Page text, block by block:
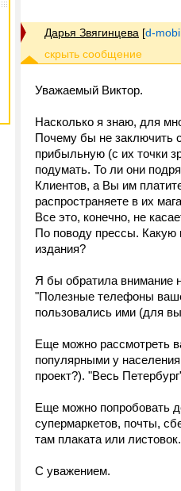
Дарья Звягинцева [d-
Уважаемый Виктор.
Насколько я знаю, для
Почему бы не заключить
прибыльную (с их точки
подумать. То ли они
Клиентов, а Вы им
распространяете в их
Все это, конечно, не
По поводу прессы. Какую
издания?
Я бы обратила внимание
"Полезные телефоны
пользовались ими (для
Еще можно рассмотреть
популярными у
проект?). "Весь
Еще можно попробовать
супермаркетов, почты,
там плаката или листовок.
С уважением.